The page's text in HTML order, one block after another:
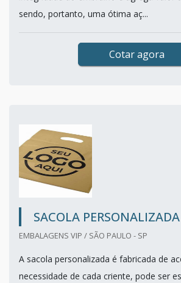
sendo, portanto, uma ótima aç...
Cotar agora
SACOLA PERSONALIZADA
EMBALAGENS VIP / SÃO PAULO - SP
A sacola personalizada é fabricada de
necessidade de cada criente, pode ser